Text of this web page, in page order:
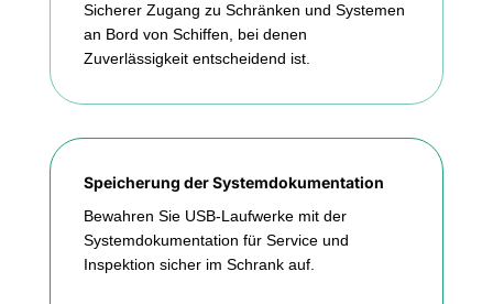
Sicherer Zugang zu Schränken und Systemen
an Bord von Schiffen, bei denen
Zuverlässigkeit entscheidend ist.
Speicherung der Systemdokumentation
Bewahren Sie USB-Laufwerke mit der
Systemdokumentation für Service und
Inspektion sicher im Schrank auf.